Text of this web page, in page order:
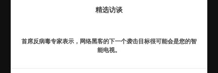
精选访谈
首席反病毒专家表示，网络黑客的下一个袭击目标很可能会是您的智
能电视。